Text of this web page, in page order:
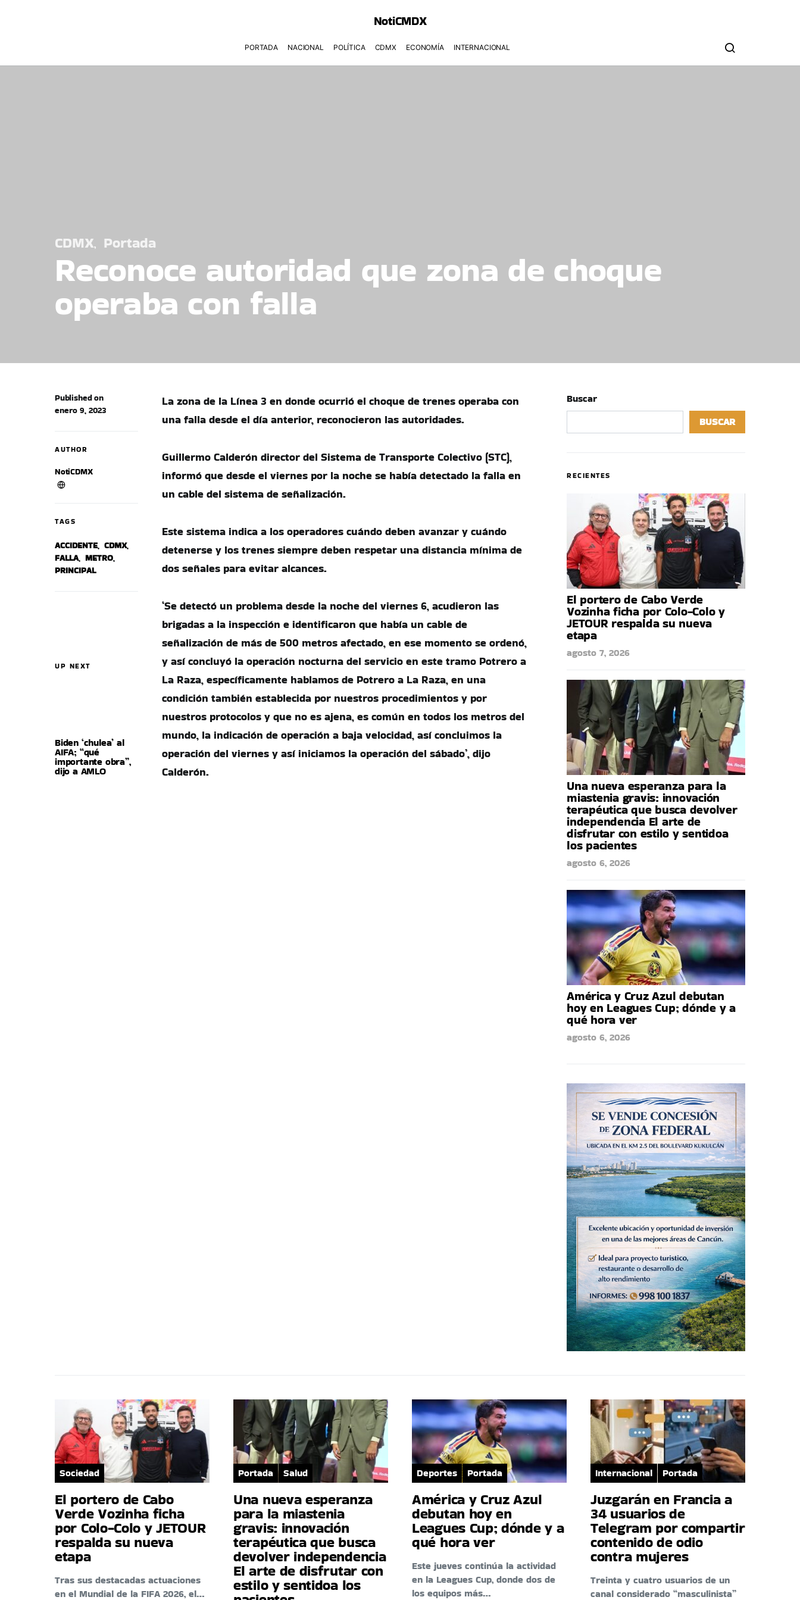
NotiCMDX
PORTADA NACIONAL POLÍTICA CDMX ECONOMÍA INTERNACIONAL
CDMX Portada
Reconoce autoridad que zona de choque
operaba con falla
UP NEXT
Biden ‘chulea’ al
AIFA; “qué
importante obra”,
dijo a AMLO
Published on
enero 9, 2023
AUTHOR
NotiCDMX
TAGS
ACCIDENTE, CDMX,
FALLA, METRO,
PRINCIPAL
La zona de la Línea 3 en donde ocurrió el choque de trenes operaba con
una falla desde el día anterior, reconocieron las autoridades.
Guillermo Calderón director del Sistema de Transporte Colectivo (STC),
informó que desde el viernes por la noche se había detectado la falla en
un cable del sistema de señalización.
Este sistema indica a los operadores cuándo deben avanzar y cuándo
detenerse y los trenes siempre deben respetar una distancia mínima de
dos señales para evitar alcances.
‘Se detectó un problema desde la noche del viernes 6, acudieron las
brigadas a la inspección e identificaron que había un cable de
señalización de más de 500 metros afectado, en ese momento se ordenó,
y así concluyó la operación nocturna del servicio en este tramo Potrero a
La Raza, específicamente hablamos de Potrero a La Raza, en una
condición también establecida por nuestros procedimientos y por
nuestros protocolos y que no es ajena, es común en todos los metros del
mundo, la indicación de operación a baja velocidad, así concluimos la
operación del viernes y así iniciamos la operación del sábado’, dijo
Calderón.
Buscar
BUSCAR
RECIENTES
El portero de Cabo Verde
Vozinha ficha por Colo-Colo y
JETOUR respalda su nueva
etapa
agosto 7, 2026
Una nueva esperanza para la
miastenia gravis: innovación
terapéutica que busca devolver
independencia El arte de
disfrutar con estilo y sentidoa
los pacientes
agosto 6, 2026
América y Cruz Azul debutan
hoy en Leagues Cup; dónde y a
qué hora ver
agosto 6, 2026
Sociedad
El portero de Cabo
Verde Vozinha ficha
por Colo-Colo y JETOUR
respalda su nueva
etapa
Tras sus destacadas actuaciones
en el Mundial de la FIFA 2026, el…
Portada Salud
Una nueva esperanza
para la miastenia
gravis: innovación
terapéutica que busca
devolver independencia
El arte de disfrutar con
estilo y sentidoa los
Deportes Portada
América y Cruz Azul
debutan hoy en
Leagues Cup; dónde y a
qué hora ver
Este jueves continúa la actividad
en la Leagues Cup, donde dos de
los equipos más…
Internacional Portada
Juzgarán en Francia a
34 usuarios de
Telegram por compartir
contenido de odio
contra mujeres
Treinta y cuatro usuarios de un
canal considerado “masculinista”